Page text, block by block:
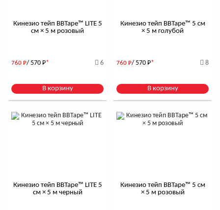
Кинезио тейп BBTape™ LITE 5
см × 5 м розовый
760 Р/ 570 Р* 6
В корзину
Кинезио тейп BBTape™ 5 см
× 5 м голубой
760 Р/ 570 Р* 8
В корзину
Кинезио тейп BBTape™ LITE 5
см × 5 м черный
Кинезио тейп BBTape™ 5 см
× 5 м розовый